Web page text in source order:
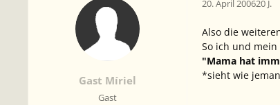
Gast Míriel
Gast
20. April 200620 J.
Also die
So ich und
"Mama hat
*sieht wie